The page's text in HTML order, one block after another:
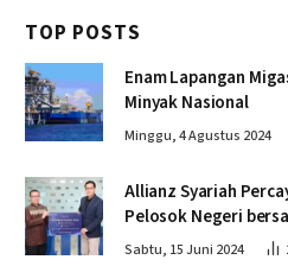
TOP POSTS
Enam Lapangan
Minyak Nasional
Minggu, 4 Agustus 2024
Allianz Syariah
Pelosok Negeri
Sabtu, 15 Juni 2024